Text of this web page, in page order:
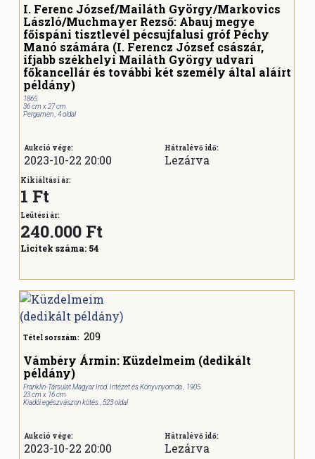
I. Ferenc József/Mailáth György/Markovics
László/Much­­mayer Rezső: Abauj megye
főispáni tisztlevél pécsujfalusi gróf Péchy
Manó számára (I. Ferencz József császár,
ifjabb székhelyi Mailáth György udvari
főkancellár és további két személy által aláírt
példány)
1865
36 cm x 27 cm
Pergamen , 4 oldal
Aukció vége:
2023-10-22 20:00
Hátralévő idő:
Lezárva
Kikiáltási ár:
1 Ft
Leütési ár:
240.000 Ft
Licitek száma: 54
Tétel sorszám: 209
Vámbéry Ármin: Küzdelmeim (dedikált
példány)
Franklin-Társulat Magyar Irod. Intézet és Könyvnyomda , 1905
23 cm x 16 cm
Kiadói egészvászon kötés , 523 oldal
Aukció vége:
2023-10-22 20:00
Hátralévő idő:
Lezárva